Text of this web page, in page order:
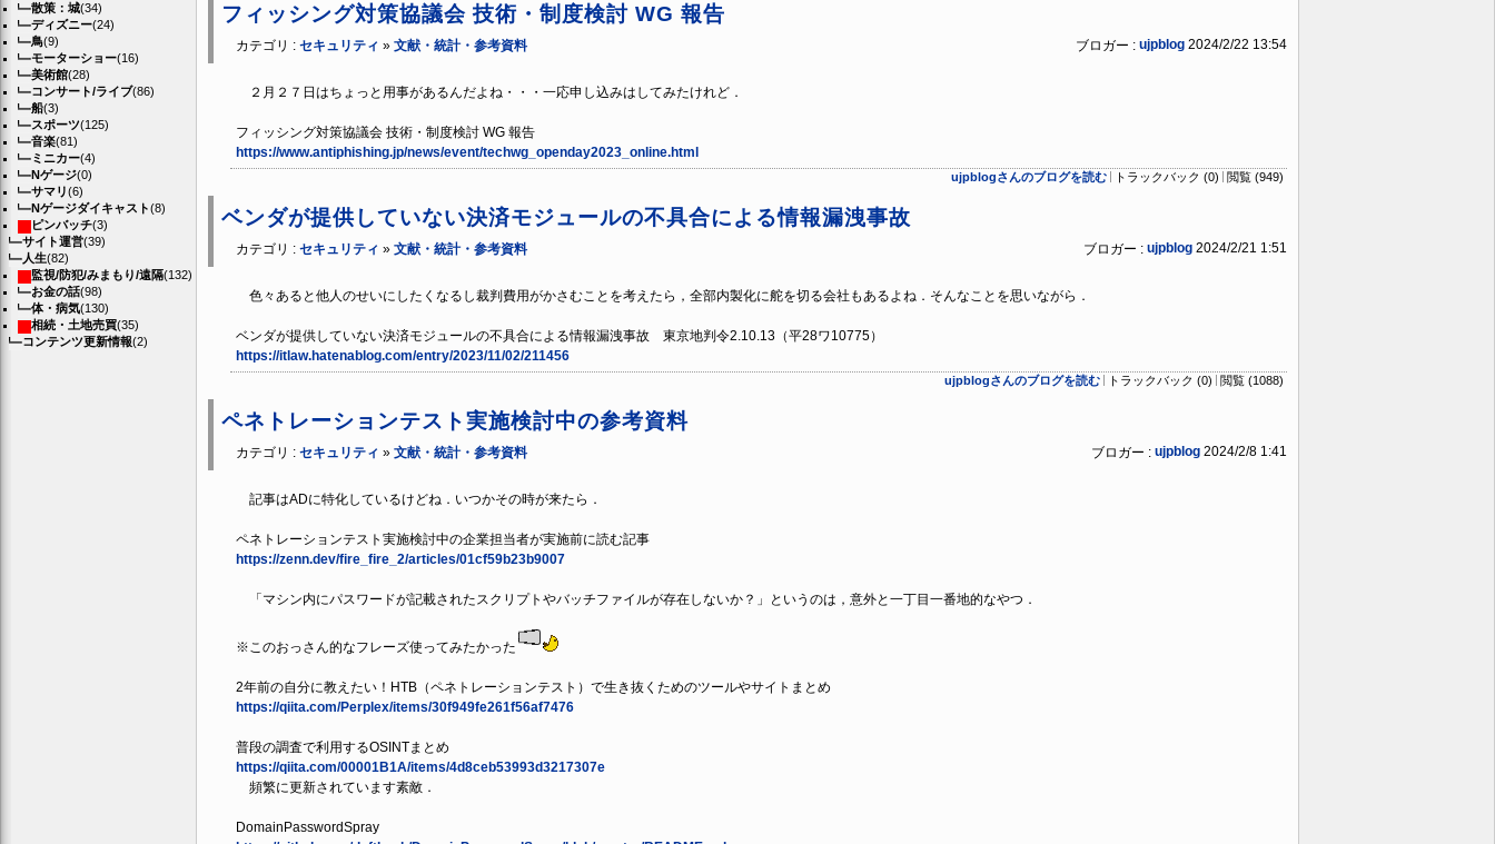
散策：城(34)
ディズニー(24)
鳥(9)
モーターショー(16)
美術館(28)
コンサート/ライブ(86)
船(3)
スポーツ(125)
音楽(81)
ミニカー(4)
Nゲージ(0)
サマリ(6)
Nゲージダイキャスト(8)
ピンバッチ(3)
サイト運営(39)
人生(82)
監視/防犯/みまもり/遠隔(132)
お金の話(98)
体・病気(130)
相続・土地売買(35)
コンテンツ更新情報(2)
フィッシング対策協議会 技術・制度検討 WG 報告
カテゴリ : セキュリティ » 文献・統計・参考資料 ブロガー : ujpblog 2024/2/22 13:54
２月２７日はちょっと用事があるんだよね・・・一応申し込みはしてみたけれど．
フィッシング対策協議会 技術・制度検討 WG 報告
https://www.antiphishing.jp/news/event/techwg_openday2023_online.html
ujpblogさんのブログを読む トラックバック (0) 閲覧 (949)
ベンダが提供していない決済モジュールの不具合による情報漏洩事故
カテゴリ : セキュリティ » 文献・統計・参考資料 ブロガー : ujpblog 2024/2/21 1:51
色々あると他人のせいにしたくなるし裁判費用がかさむことを考えたら，全部内製化に舵を切る会社もあるよね．そんなことを思いながら．
ベンダが提供していない決済モジュールの不具合による情報漏洩事故 東京地判令2.10.13（平28ワ10775）
https://itlaw.hatenablog.com/entry/2023/11/02/211456
ujpblogさんのブログを読む トラックバック (0) 閲覧 (1088)
ペネトレーションテスト実施検討中の参考資料
カテゴリ : セキュリティ » 文献・統計・参考資料 ブロガー : ujpblog 2024/2/8 1:41
記事はADに特化しているけどね．いつかその時が来たら．
ペネトレーションテスト実施検討中の企業担当者が実施前に読む記事
https://zenn.dev/fire_fire_2/articles/01cf59b23b9007
「マシン内にパスワードが記載されたスクリプトやバッチファイルが存在しないか？」というのは，意外と一丁目一番地的なやつ．
※このおっさん的なフレーズ使ってみたかった
2年前の自分に教えたい！HTB（ペネトレーションテスト）で生き抜くためのツールやサイトまとめ
https://qiita.com/Perplex/items/30f949fe261f56af7476
普段の調査で利用するOSINTまとめ
https://qiita.com/00001B1A/items/4d8ceb53993d3217307e
頻繁に更新されています素敵．
DomainPasswordSpray